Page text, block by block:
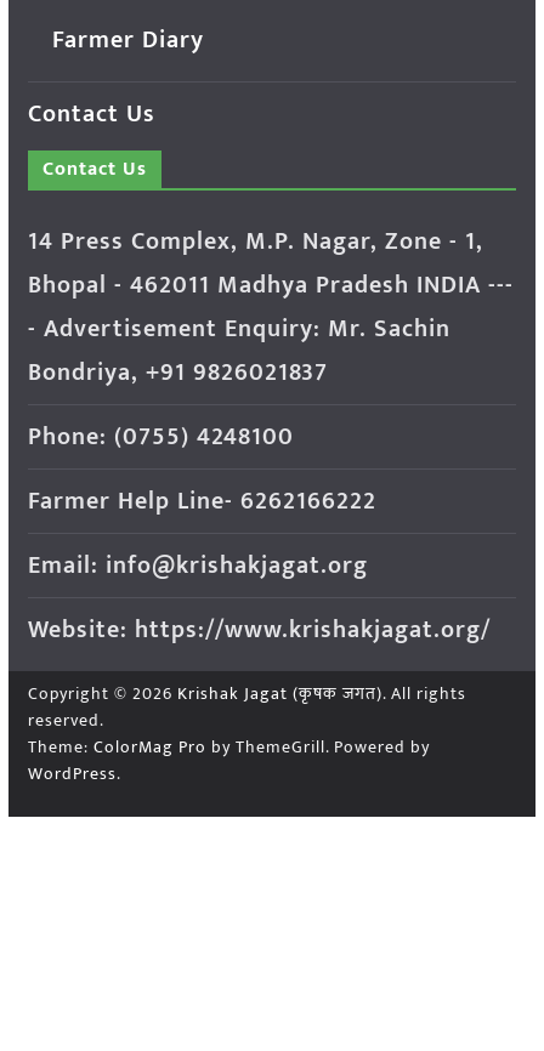
Farmer Diary
Contact Us
Contact Us
14 Press Complex, M.P. Nagar, Zone - 1,
Bhopal - 462011 Madhya Pradesh INDIA ---
- Advertisement Enquiry: Mr. Sachin
Bondriya, +91 9826021837
Phone: (0755) 4248100
Farmer Help Line- 6262166222
Email: info@krishakjagat.org
Website: https://www.krishakjagat.org/
Copyright © 2026 Krishak Jagat (कृषक जगत). All rights
reserved.
Theme: ColorMag Pro by ThemeGrill. Powered by
WordPress.